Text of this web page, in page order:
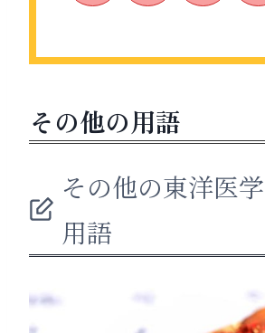
その他の用語
その他の東洋医
用語